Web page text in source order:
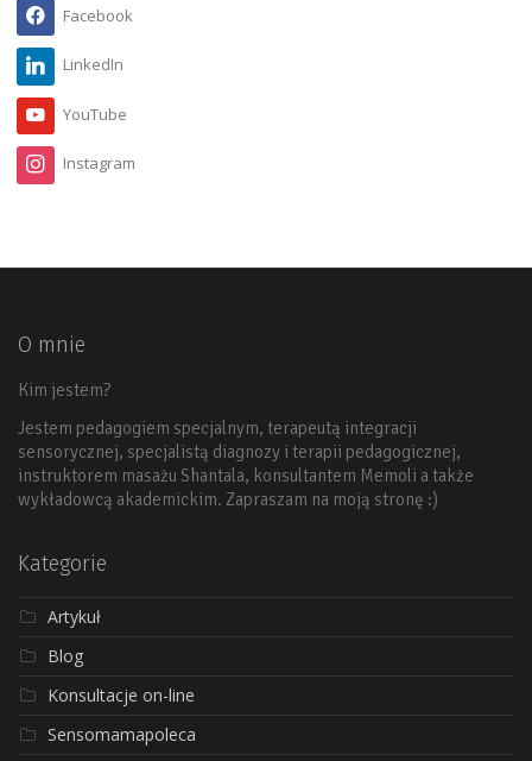
Facebook
LinkedIn
YouTube
Instagram
O mnie
Kim jestem?
Jestem pedagogiem specjalnym, terapeutą integracji
sensorycznej, specjalistą diagnozy i terapii pedagogicznej,
instruktorem masażu Shantala, konsultantem Memoli a także
wykładowcą akademickim. Zapraszam na moją stronę :)
Kategorie
Artykuł
Blog
Konsultacje on-line
Sensomamapoleca